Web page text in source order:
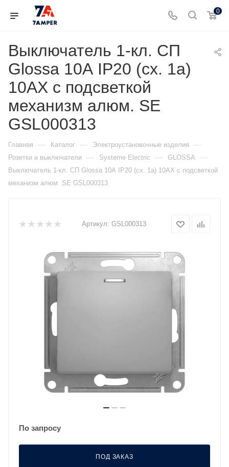
0
Выключатель 1-кл. СП
Glossa 10А IP20 (сх. 1а)
10AX с подсветкой
механизм алюм. SE
GSL000313
Главная — Каталог — Электроустановочные изделия —
Розетки и выключатели — Systeme Electric — GLOSSA —
Выключатель 1-кл. СП Glossa 10А IP20 (сх. 1а) 10AX с подсветкой
механизм алюм. SE GSL000313
Артикул: GSL000313
По запросу
ПОД ЗАКАЗ